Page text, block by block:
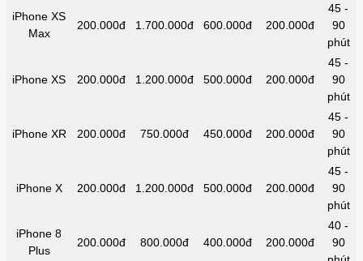
iPhone XS
Max
200.000đ 1.700.000đ 600.000đ 200.000đ
45 -
90
phút
iPhone XS 200.000đ 1.200.000đ 500.000đ 200.000đ
45 -
90
phút
iPhone XR 200.000đ 750.000đ 450.000đ 200.000đ
45 -
90
phút
iPhone X 200.000đ 1.200.000đ 500.000đ 200.000đ
45 -
90
phút
iPhone 8
Plus
200.000đ 800.000đ 400.000đ 200.000đ
40 -
90